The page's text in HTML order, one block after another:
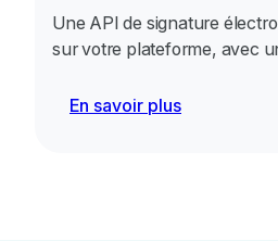
Une API de signature
sur votre plateforme, avec
En savoir plus